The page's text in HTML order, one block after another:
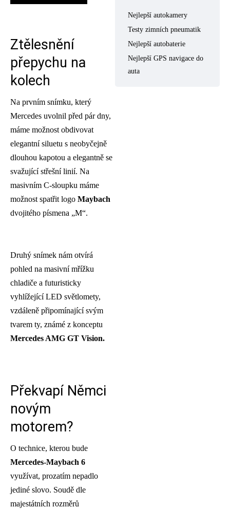
Ztělesnění
přepychu na
kolech
Na prvním snímku, který
Mercedes uvolnil před pár dny,
máme možnost obdivovat
elegantní siluetu s neobyčejně
dlouhou kapotou a elegantně se
svažující střešní linií. Na
masivním C-sloupku máme
možnost spatřit logo Maybach
dvojitého písmena „M“.
Druhý snímek nám otvírá
pohled na masivní mřížku
chladiče a futuristicky
vyhlížející LED světlomety,
vzdáleně připomínající svým
tvarem ty, známé z konceptu
Mercedes AMG GT Vision.
Překvapí Němci
novým
motorem?
O technice, kterou bude
Mercedes-Maybach 6
využívat, prozatím nepadlo
jediné slovo. Soudě dle
majestátních rozměrů
Nejlepší autokamery
Testy zimních pneumatik
Nejlepší autobaterie
Nejlepší GPS navigace do
auta